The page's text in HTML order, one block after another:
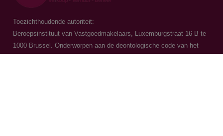
Toezichthoudende autoriteit:
Beroepsinstituut van Vastgoedmakelaars, Luxemburgstraat 16 B te
1000 Brussel. Onderworpen aan de deontologische code van het